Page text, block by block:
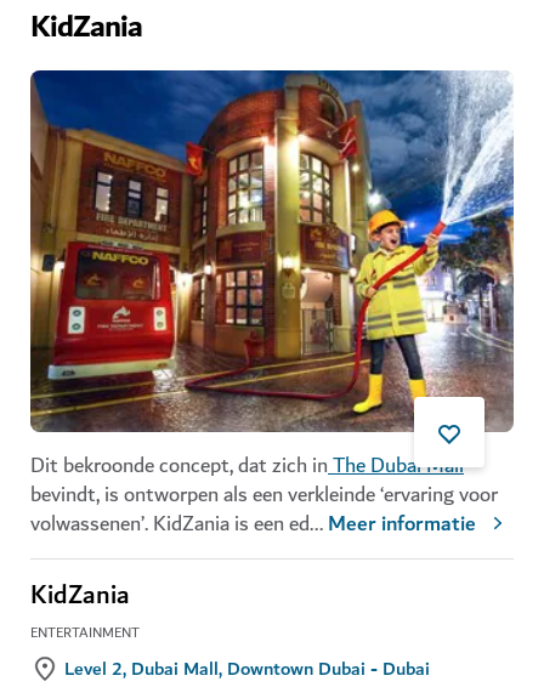
KidZania
Dit bekroonde concept, dat zich inThe Dubai Mall
bevindt, is ontworpen als een verkleinde ‘ervaring voor
volwassenen’. KidZania is een ed...Meer informatie
KidZania
ENTERTAINMENT
Level 2, Dubai Mall, Downtown Dubai - Dubai